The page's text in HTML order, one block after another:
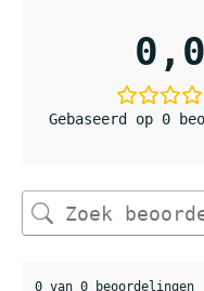
0,0
Gebaseerd op 0
0 van 0 beoordelingen